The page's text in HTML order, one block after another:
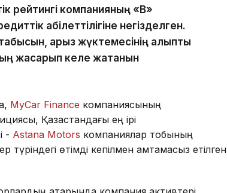
рейтингі компанияның «B»
қабілеттілігіне негізделген.
қарыз жүктемесінің қалыпты
жақсарып келе жатқанын
MyCar Finance компаниясының
Қазақстандағы ең ірі
- Astana Motors компаниялар тобының
өтімді кепілмен қамтамасыз етілген